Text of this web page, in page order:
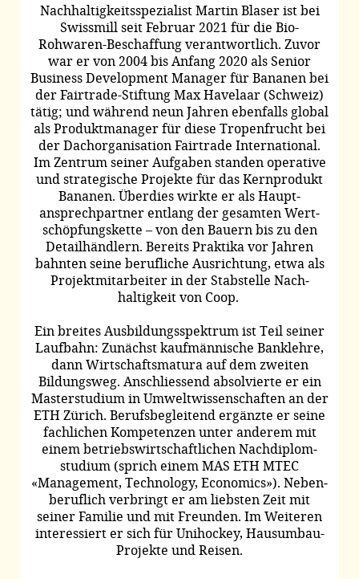
Nachhaltigkeits­spezialist Martin Blaser ist bei
Swissmill seit Februar 2021 für die Bio-
Rohwaren-Beschaffung verant­wortlich. Zuvor
war er von 2004 bis Anfang 2020 als Senior
Business Development Manager für Bananen bei
der Fairtrade-Stiftung Max Havelaar (Schweiz)
tätig; und während neun Jahren ebenfalls global
als Produkt­manager für diese Tropen­frucht bei
der Dach­organisation Fairtrade International.
Im Zentrum seiner Aufgaben standen operative
und strategische Projekte für das Kern­produkt
Bananen. Überdies wirkte er als Haupt­
ansprech­partner entlang der gesamten Wert­
schöpfungs­kette – von den Bauern bis zu den
Detail­händlern. Bereits Praktika vor Jahren
bahnten seine berufliche Aus­richtung, etwa als
Projekt­mitarbeiter in der Stab­stelle Nach­
haltigkeit von Coop.
Ein breites Aus­bildungs­spektrum ist Teil seiner
Lauf­bahn: Zunächst kauf­männische Bank­lehre,
dann Wirtschafts­matura auf dem zweiten
Bildungs­weg. An­schliessend absolvierte er ein
Master­studium in Umwelt­wissenschaften an der
ETH Zürich. Berufs­begleitend ergänzte er seine
fachlichen Kompe­tenzen unter anderem mit
einem betriebs­wirtschaft­lichen Nach­diplom­
studium (sprich einem MAS ETH MTEC
«Management, Technology, Economics»). Neben­
beruflich verbringt er am liebsten Zeit mit
seiner Familie und mit Freunden. Im Weiteren
interessiert er sich für Unihockey, Haus­umbau-
Projekte und Reisen.